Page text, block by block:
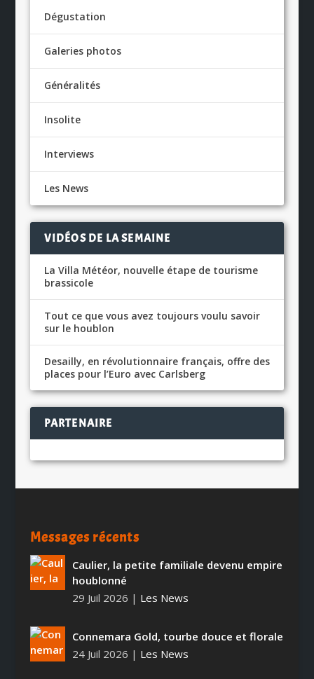
Dégustation
Galeries photos
Généralités
Insolite
Interviews
Les News
VIDÉOS DE LA SEMAINE
La Villa Météor, nouvelle étape de tourisme
brassicole
Tout ce que vous avez toujours voulu savoir
sur le houblon
Desailly, en révolutionnaire français, offre des
places pour l’Euro avec Carlsberg
PARTENAIRE
Messages récents
Caulier, la petite familiale devenu empire
houblonné
29 Juil 2026 | Les News
Connemara Gold, tourbe douce et florale
24 Juil 2026 | Les News